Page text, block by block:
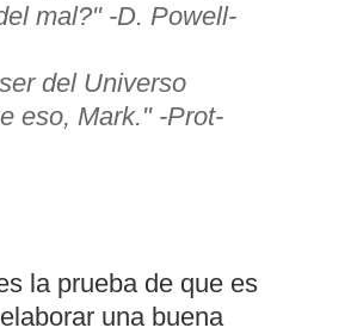
mal?" -D. Powell-
del Universo
eso, Mark." -Prot-
la prueba de que es
una buena